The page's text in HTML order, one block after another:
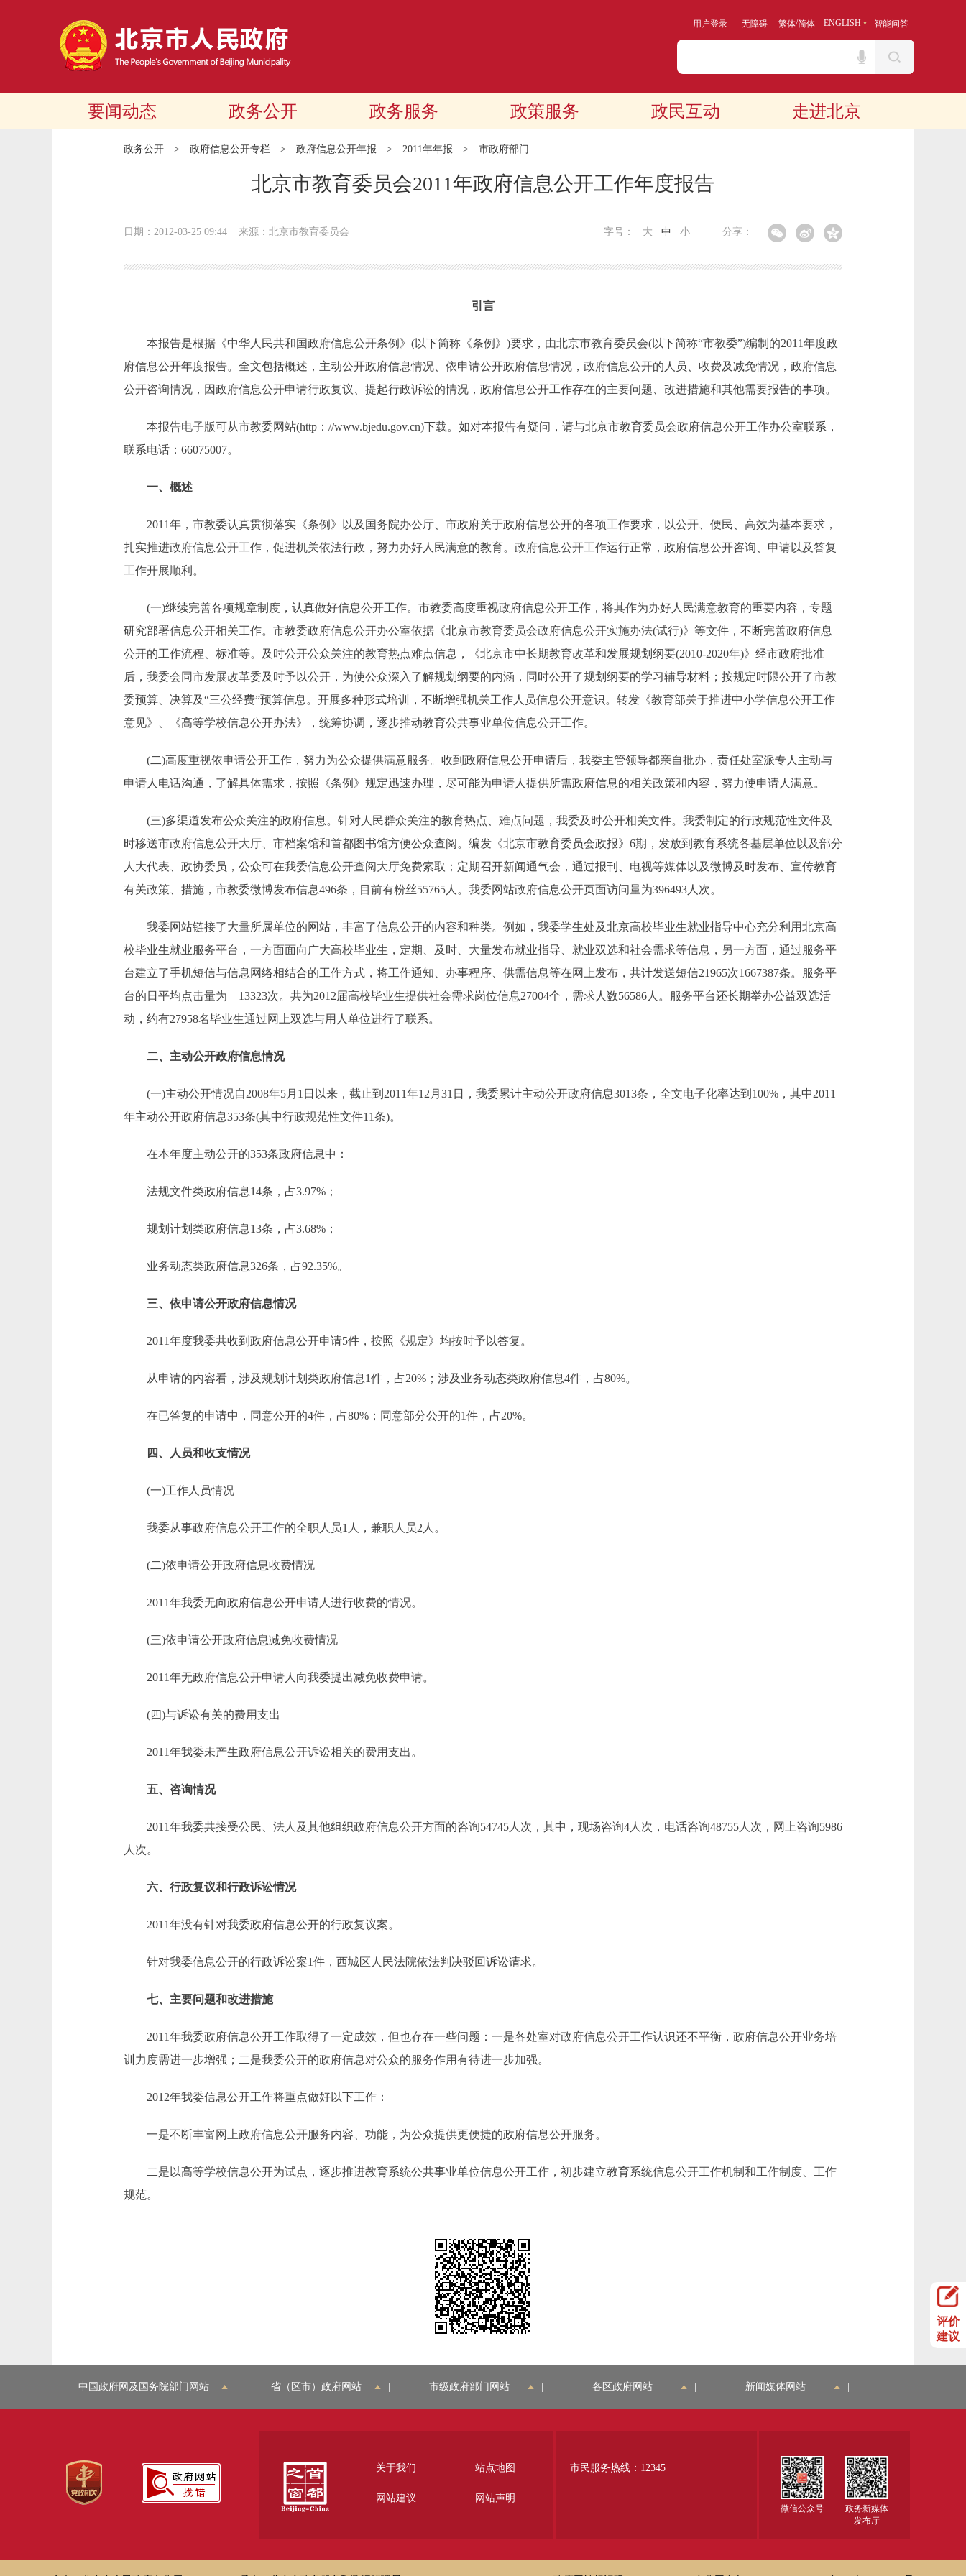
用户登录 无障碍 繁体/简体 ENGLISH 智能问答
要闻动态 政务公开 政务服务 政策服务 政民互动 走进北京
政务公开 > 政府信息公开专栏 > 政府信息公开年报 > 2011年年报 > 市政府部门
北京市教育委员会2011年政府信息公开工作年度报告
日期：2012-03-25 09:44 来源：北京市教育委员会 分享：
字号： 大 中 小
引言
本报告是根据《中华人民共和国政府信息公开条例》(以下简称《条例》)要求，由北京市教育委员会(以下简称“市教委”)编制的2011年度政
府信息公开年度报告。全文包括概述，主动公开政府信息情况、依申请公开政府信息情况，政府信息公开的人员、收费及减免情况，政府信息
公开咨询情况，因政府信息公开申请行政复议、提起行政诉讼的情况，政府信息公开工作存在的主要问题、改进措施和其他需要报告的事项。
本报告电子版可从市教委网站(http：//www.bjedu.gov.cn)下载。如对本报告有疑问，请与北京市教育委员会政府信息公开工作办公室联系，
联系电话：66075007。
一、概述
2011年，市教委认真贯彻落实《条例》以及国务院办公厅、市政府关于政府信息公开的各项工作要求，以公开、便民、高效为基本要求，
扎实推进政府信息公开工作，促进机关依法行政，努力办好人民满意的教育。政府信息公开工作运行正常，政府信息公开咨询、申请以及答复
工作开展顺利。
(一)继续完善各项规章制度，认真做好信息公开工作。市教委高度重视政府信息公开工作，将其作为办好人民满意教育的重要内容，专题
研究部署信息公开相关工作。市教委政府信息公开办公室依据《北京市教育委员会政府信息公开实施办法(试行)》等文件，不断完善政府信息
公开的工作流程、标准等。及时公开公众关注的教育热点难点信息，《北京市中长期教育改革和发展规划纲要(2010-2020年)》经市政府批准
后，我委会同市发展改革委及时予以公开，为使公众深入了解规划纲要的内涵，同时公开了规划纲要的学习辅导材料；按规定时限公开了市教
委预算、决算及“三公经费”预算信息。开展多种形式培训，不断增强机关工作人员信息公开意识。转发《教育部关于推进中小学信息公开工作
意见》、《高等学校信息公开办法》，统筹协调，逐步推动教育公共事业单位信息公开工作。
(二)高度重视依申请公开工作，努力为公众提供满意服务。收到政府信息公开申请后，我委主管领导都亲自批办，责任处室派专人主动与
申请人电话沟通，了解具体需求，按照《条例》规定迅速办理，尽可能为申请人提供所需政府信息的相关政策和内容，努力使申请人满意。
(三)多渠道发布公众关注的政府信息。针对人民群众关注的教育热点、难点问题，我委及时公开相关文件。我委制定的行政规范性文件及
时移送市政府信息公开大厅、市档案馆和首都图书馆方便公众查阅。编发《北京市教育委员会政报》6期，发放到教育系统各基层单位以及部分
人大代表、政协委员，公众可在我委信息公开查阅大厅免费索取；定期召开新闻通气会，通过报刊、电视等媒体以及微博及时发布、宣传教育
有关政策、措施，市教委微博发布信息496条，目前有粉丝55765人。我委网站政府信息公开页面访问量为396493人次。
我委网站链接了大量所属单位的网站，丰富了信息公开的内容和种类。例如，我委学生处及北京高校毕业生就业指导中心充分利用北京高
校毕业生就业服务平台，一方面面向广大高校毕业生，定期、及时、大量发布就业指导、就业双选和社会需求等信息，另一方面，通过服务平
台建立了手机短信与信息网络相结合的工作方式，将工作通知、办事程序、供需信息等在网上发布，共计发送短信21965次1667387条。服务平
台的日平均点击量为 13323次。共为2012届高校毕业生提供社会需求岗位信息27004个，需求人数56586人。服务平台还长期举办公益双选活
动，约有27958名毕业生通过网上双选与用人单位进行了联系。
二、主动公开政府信息情况
(一)主动公开情况自2008年5月1日以来，截止到2011年12月31日，我委累计主动公开政府信息3013条，全文电子化率达到100%，其中2011
年主动公开政府信息353条(其中行政规范性文件11条)。
在本年度主动公开的353条政府信息中：
法规文件类政府信息14条，占3.97%；
规划计划类政府信息13条，占3.68%；
业务动态类政府信息326条，占92.35%。
三、依申请公开政府信息情况
2011年度我委共收到政府信息公开申请5件，按照《规定》均按时予以答复。
从申请的内容看，涉及规划计划类政府信息1件，占20%；涉及业务动态类政府信息4件，占80%。
在已答复的申请中，同意公开的4件，占80%；同意部分公开的1件，占20%。
四、人员和收支情况
(一)工作人员情况
我委从事政府信息公开工作的全职人员1人，兼职人员2人。
(二)依申请公开政府信息收费情况
2011年我委无向政府信息公开申请人进行收费的情况。
(三)依申请公开政府信息减免收费情况
2011年无政府信息公开申请人向我委提出减免收费申请。
(四)与诉讼有关的费用支出
2011年我委未产生政府信息公开诉讼相关的费用支出。
五、咨询情况
2011年我委共接受公民、法人及其他组织政府信息公开方面的咨询54745人次，其中，现场咨询4人次，电话咨询48755人次，网上咨询5986
人次。
六、行政复议和行政诉讼情况
2011年没有针对我委政府信息公开的行政复议案。
针对我委信息公开的行政诉讼案1件，西城区人民法院依法判决驳回诉讼请求。
七、主要问题和改进措施
2011年我委政府信息公开工作取得了一定成效，但也存在一些问题：一是各处室对政府信息公开工作认识还不平衡，政府信息公开业务培
训力度需进一步增强；二是我委公开的政府信息对公众的服务作用有待进一步加强。
2012年我委信息公开工作将重点做好以下工作：
一是不断丰富网上政府信息公开服务内容、功能，为公众提供更便捷的政府信息公开服务。
二是以高等学校信息公开为试点，逐步推进教育系统公共事业单位信息公开工作，初步建立教育系统信息公开工作机制和工作制度、工作
规范。
评价
建议
中国政府网及国务院部门网站 省（区市）政府网站 市级政府部门网站 各区政府网站 新闻媒体网站
关于我们 站点地图
网站建议 网站声明
市民服务热线：12345
微信公众号
政务新媒体
发布厅